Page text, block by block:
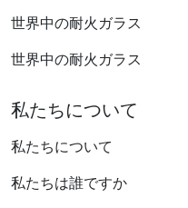
世界中の耐火ガラス
世界中の耐火ガラス
私たちについて
私たちについて
私たちは誰ですか